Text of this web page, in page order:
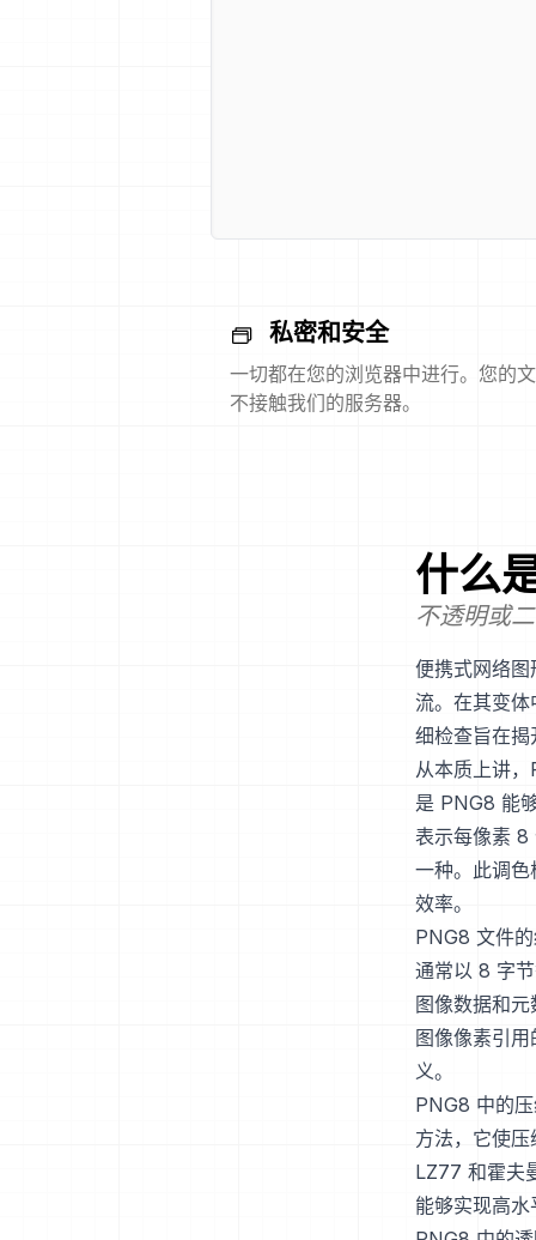
私密和安全
一切都在您的浏览器中进行。您的
不接触我们的服务器。
什么
不透明或
便携式网络
流。在其变
细检查旨在
从本质上讲
是 PNG8 能
表示每像素 8
一种。此调
效率。
PNG8 文件
通常以 8 字
图像数据和
图像像素引
义。
PNG8 中的
方法，它使
LZ77 和霍夫
能够实现高